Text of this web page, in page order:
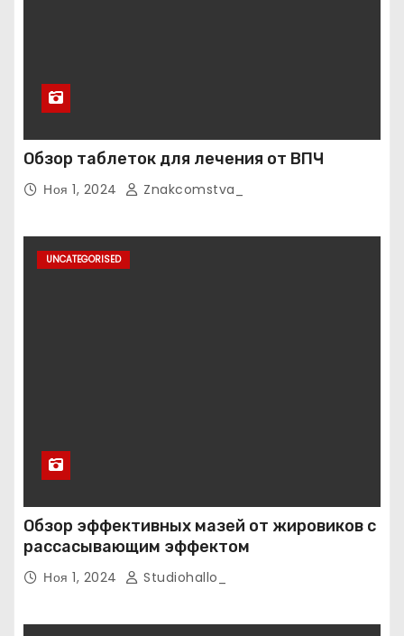
Обзор таблеток для лечения от ВПЧ
Ноя 1, 2024 Znakcomstva_
UNCATEGORISED
Обзор эффективных мазей от жировиков с
рассасывающим эффектом
Ноя 1, 2024 Studiohallo_